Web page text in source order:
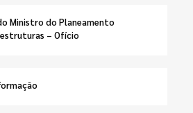
Ministro do Planeamento
– Ofício